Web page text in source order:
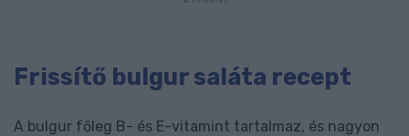
Frissítő bulgur saláta recept
A bulgur főleg B- és E-vitamint tartalmaz, és nagyon